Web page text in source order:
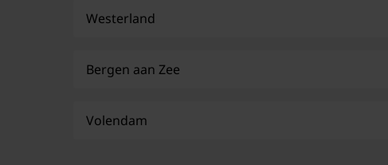
Westerland
Bergen aan Zee
Volendam